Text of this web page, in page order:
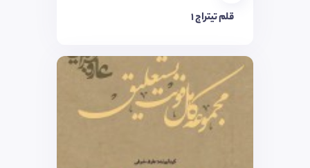
قلم تيتراج 1